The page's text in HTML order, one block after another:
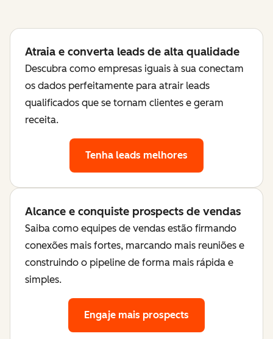
Atraia e converta leads de alta qualidade
Descubra como empresas iguais à sua conectam
os dados perfeitamente para atrair leads
qualificados que se tornam clientes e geram
receita.
Tenha leads melhores
Alcance e conquiste prospects de vendas
Saiba como equipes de vendas estão firmando
conexões mais fortes, marcando mais reuniões e
construindo o pipeline de forma mais rápida e
simples.
Engaje mais prospects